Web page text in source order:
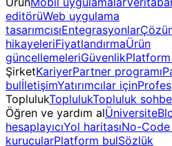
editörüWeb uygulama
tasarımcısıEntegrasyonlar
hikayeleriFiyatlandırmaÜrün
güncellemeleriGüvenlikPlatform
ŞirketKariyerPartner programı
bulİletişimYatırımcılar için
ToplulukToplulukTopluluk
Öğren ve yardım alÜniversite
hesaplayıcıYol haritasıNo-
kurucularPlatform bulSözlük